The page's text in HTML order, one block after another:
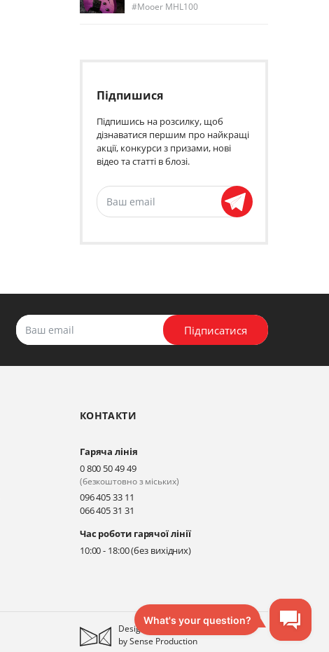
Mooer MHL100
Підпишися
Підпишись на розсилку, щоб
дізнаватися першим про найкращі
акції, конкурси з призами, нові
відео та статті в блозі.
Підписатися
КОНТАКТИ
Гаряча лінія
0 800 50 49 49
(безкоштовно з міських)
096 405 33 11
066 405 31 31
Час роботи гарячої лінії
10:00 - 18:00 (без вихідних)
Designed
bySense Production